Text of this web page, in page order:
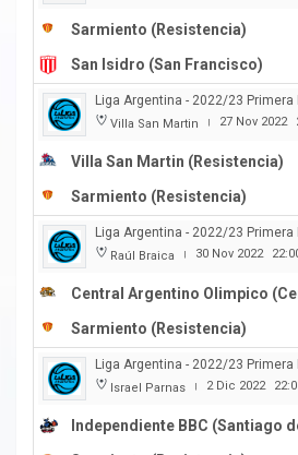
Sarmiento (Resistencia)
San Isidro (San Francisco)
Liga Argentina - 2022/23 Primera
Villa San Martin | 27 Nov 2022
Villa San Martin (Resistencia)
Sarmiento (Resistencia)
Liga Argentina - 2022/23 Primera
Raúl Braica | 30 Nov 2022
Central Argentino Olimpico
Sarmiento (Resistencia)
Liga Argentina - 2022/23 Primera
Israel Parnas | 2 Dic 2022
Independiente BBC (Santiago